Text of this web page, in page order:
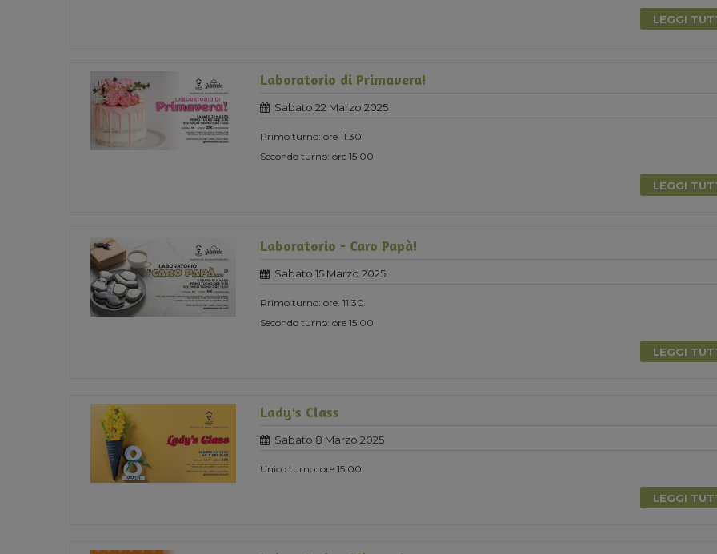
LEGGI
Laboratorio di Primavera!
Sabato 22 Marzo 2025
Primo turno: ore 11.30
Secondo turno: ore 15.00
LEGGI
Laboratorio - Caro Papà!
Sabato 15 Marzo 2025
Primo turno: ore. 11.30
Secondo turno: ore 15.00
LEGGI
Lady's Class
Sabato 8 Marzo 2025
Unico turno: ore 15.00
LEGGI